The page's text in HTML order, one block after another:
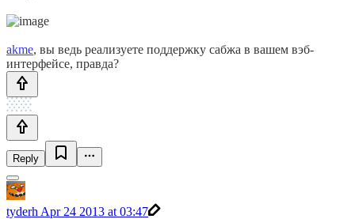
akme, вы ведь реализуете поддержку сабжа в вашем вэб-
интерфейсе, правда?
Reply
tyderh Apr 24 2013 at 03:47